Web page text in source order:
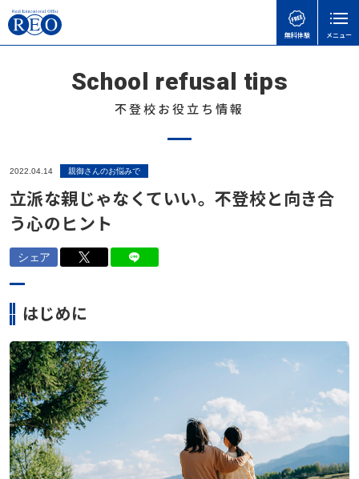
無料体験 メニュー
サポート内容
体験談
不登校お役立ち情報
お役立ち情報
子どもの接し方で
学習面・進路面で
親御さんのお悩みで
インタビュー
School refusal tips
不登校お役立ち情報
2022.04.14 親御さんのお悩みで
立派な親じゃなくていい。不登校と向き合
う心のヒント
シェア
はじめに
子どもの接し方で
検 索
言い過ぎた後に親ができること
不登校の子どもに進路の話はいつする？親が知って
不登校の子どもへの関わり方で気をつけたいこと｜
子どもの不登校を前向きに｜休むことの意味と親が
できる支え方
【保護者さまインタビュー】REOはやっと巡り会
えた場所、自分自身の価値観が大きく変わりました
学習面・進路面で
検 索
える学校の特徴を解説
不登校でも合格可能！高卒認定試験 公共の勉強法
【東京都版】不登校のための高校受験ガイド｜フリ
ー入試・チャレンジスクール・通信制
令和8年度から「情報」が必修に｜高卒認定試験の
変更点と不登校生への影響をわかりやすく解説
親御さんのお悩みで
検 索
「何もしない時間」が、人生の土台になる｜不登校
の子どもの“空白期間”について
不登校の子どもに進路の話はいつする？親が知って
教育支援センターとは？不登校の子どもを支える
不登校のこどもの味方！自治体ごとの教育支援セン
ターの実際と活用事例
立派な親でなくていい｜不登校の子どもを持つ親が
つらいときの心の整え方